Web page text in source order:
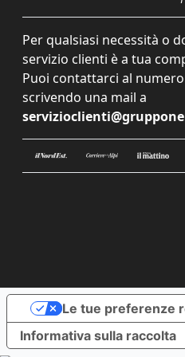
Per qualsiasi necessità o
servizio clienti è a tua
Puoi contattarci al numero
scrivendo una mail a
Informativa sulla raccolta
Le tue preferenze